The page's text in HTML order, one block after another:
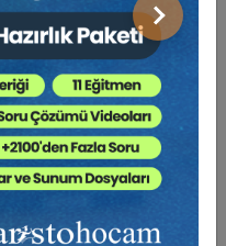
Sonraki
Sepete Ekle